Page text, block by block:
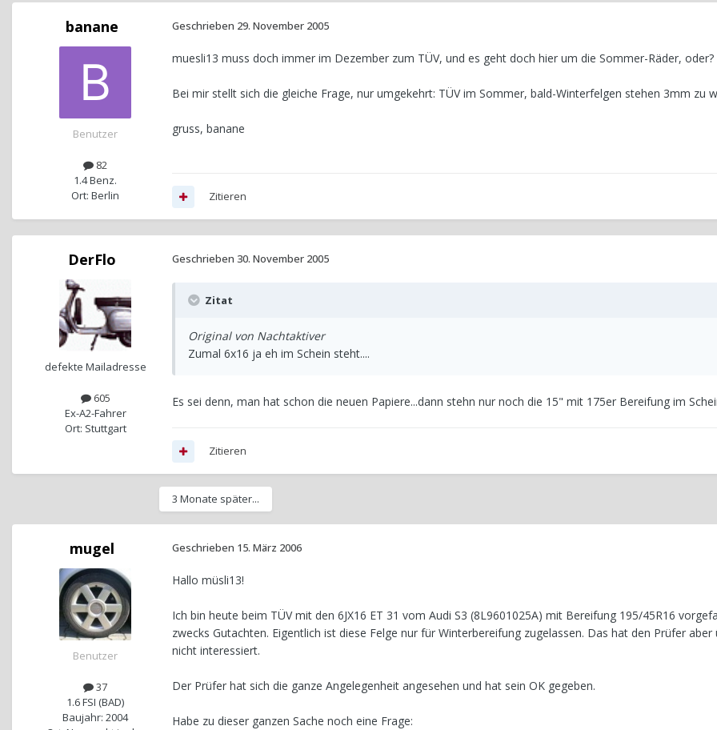
banane
Benutzer
82
1.4 Benz.
Ort: Berlin
Geschrieben 29. November 2005
muesli13 muss doch immer im Dezember zum TÜV, und es geht doch hier um die Sommer-Räder, oder?
Bei mir stellt sich die gleiche Frage, nur umgekehrt: TÜV im Sommer, bald-Winterfelgen stehen 3mm zu
gruss, banane
Zitieren
DerFlo
defekte Mailadresse
605
Ex-A2-Fahrer
Ort: Stuttgart
Geschrieben 30. November 2005
Zitat
Original von Nachtaktiver
Zumal 6x16 ja eh im Schein steht....
Es sei denn, man hat schon die neuen Papiere...dann stehn nur noch die 15" mit 175er Bereifung im
Zitieren
3 Monate später...
mugel
Benutzer
37
1.6 FSI (BAD)
Baujahr: 2004
Geschrieben 15. März 2006
Hallo müsli13!
Ich bin heute beim TÜV mit den 6JX16 ET 31 vom Audi S3 (8L9601025A) mit Bereifung 195/45R16
zwecks Gutachten. Eigentlich ist diese Felge nur für Winterbereifung zugelassen. Das hat den Prüfer aber
nicht interessiert.
Der Prüfer hat sich die ganze Angelegenheit angesehen und hat sein OK gegeben.
Habe zu dieser ganzen Sache noch eine Frage: